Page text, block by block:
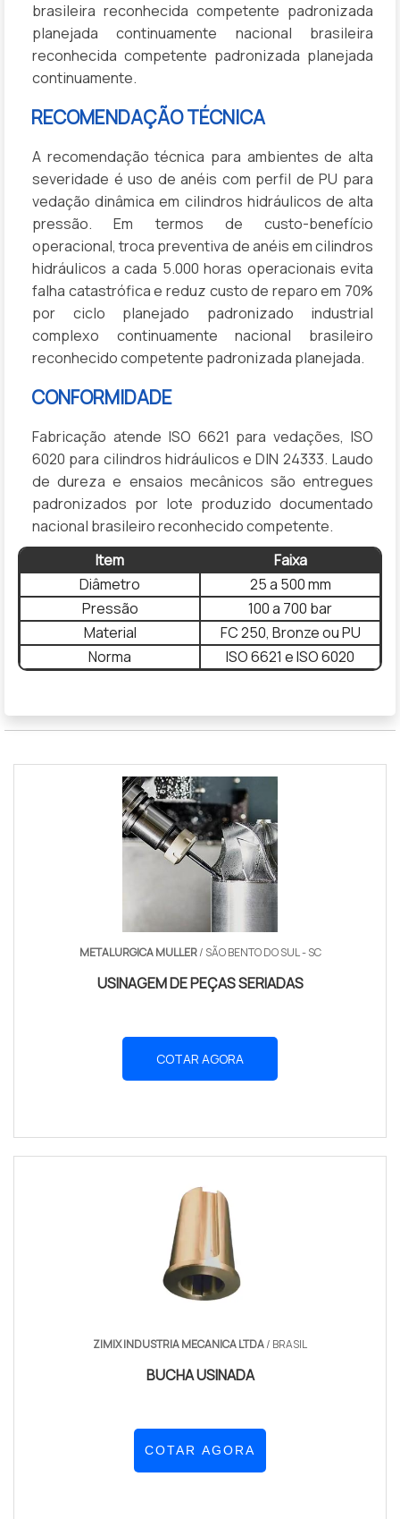
brasileira reconhecida competente padronizada
planejada continuamente nacional brasileira
reconhecida competente padronizada planejada
continuamente.
RECOMENDAÇÃO TÉCNICA
A recomendação técnica para ambientes de alta
severidade é uso de anéis com perfil de PU para
vedação dinâmica em cilindros hidráulicos de alta
pressão. Em termos de custo-benefício
operacional, troca preventiva de anéis em cilindros
hidráulicos a cada 5.000 horas operacionais evita
falha catastrófica e reduz custo de reparo em 70%
por ciclo planejado padronizado industrial
complexo continuamente nacional brasileiro
reconhecido competente padronizada planejada.
CONFORMIDADE
Fabricação atende ISO 6621 para vedações, ISO
6020 para cilindros hidráulicos e DIN 24333. Laudo
de dureza e ensaios mecânicos são entregues
padronizados por lote produzido documentado
nacional brasileiro reconhecido competente.
Item
Faixa
Diâmetro
25 a 500 mm
Pressão
100 a 700 bar
Material
FC 250, Bronze ou PU
Norma
ISO 6621 e ISO 6020
METALURGICA MULLER/ SÃO BENTO DO SUL - SC
USINAGEM DE PEÇAS SERIADAS
COTAR AGORA
ZIMIX INDUSTRIA MECANICA LTDA/ BRASIL
BUCHA USINADA
COTAR AGORA